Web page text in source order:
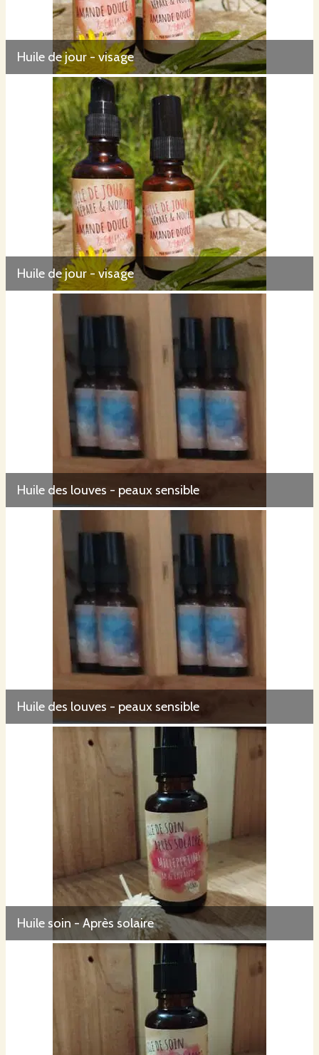
Huile de jour - visage
Huile de jour - visage
Huile des louves - peaux sensible
Huile des louves - peaux sensible
Huile soin - Après solaire